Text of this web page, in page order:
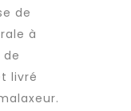
de
à
livré